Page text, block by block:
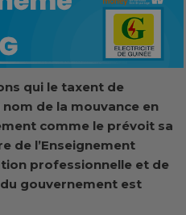
qui le taxent de
de la mouvance en
comme le prévoit sa
de l’Enseignement
professionnelle et de
gouvernement est